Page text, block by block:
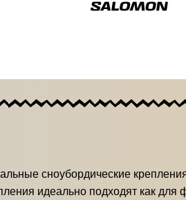
сноубордические
идеально подходят как